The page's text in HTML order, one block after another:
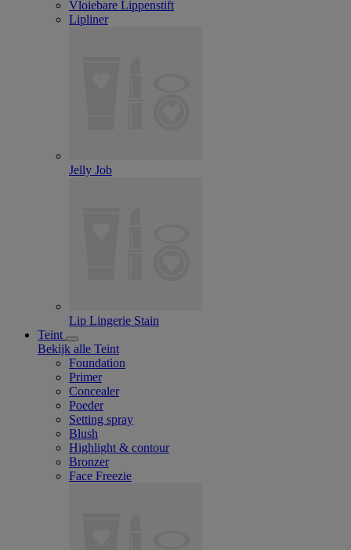
Vloiebare Lippenstift
Lipliner
Jelly Job
Lip Lingerie Stain
Teint
Bekijk alle Teint
Foundation
Primer
Concealer
Poeder
Setting spray
Blush
Highlight & contour
Bronzer
Face Freezie